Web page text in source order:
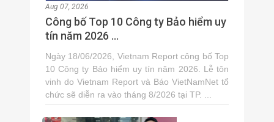
Aug 07, 2026
Công bố Top 10 Công ty Bảo hiểm uy
tín năm 2026 ...
Ngày 18/06/2026, Vietnam Report công bố Top
10 Công ty Bảo hiểm uy tín năm 2026. Lễ tôn
vinh do Vietnam Report và Báo VietNamNet tổ
chức sẽ diễn ra vào tháng 8/2026 tại TP. ...